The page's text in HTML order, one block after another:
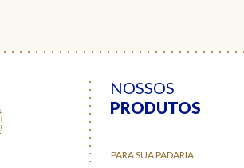
NOSSOS
PRODUTOS
PARA SUA PADARIA